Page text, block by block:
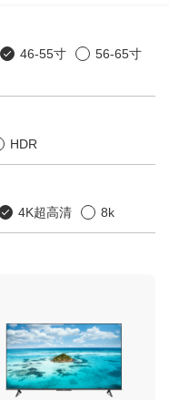
46-55寸
56-65寸
HDR
4K超高清 8k